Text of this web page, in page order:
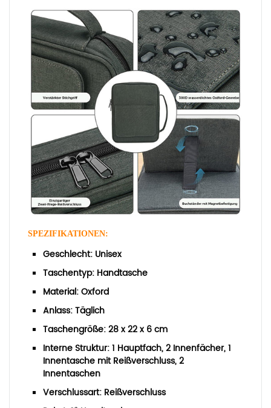
SPEZIFIKATIONEN:
Geschlecht: Unisex
Taschentyp: Handtasche
Material: Oxford
Anlass: Täglich
Taschengröße: 28 x 22 x 6 cm
Interne Struktur: 1 Hauptfach, 2 Innenfächer, 1
Innentasche mit Reißverschluss, 2
Innentaschen
Verschlussart: Reißverschluss